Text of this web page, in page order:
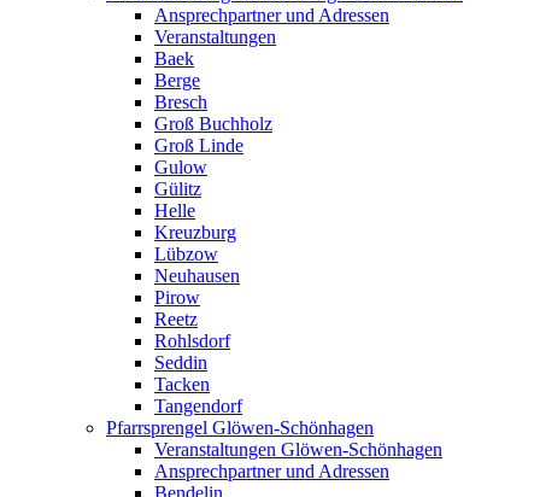
Ansprechpartner und Adressen
Veranstaltungen
Baek
Berge
Bresch
Groß Buchholz
Groß Linde
Gulow
Gülitz
Helle
Kreuzburg
Lübzow
Neuhausen
Pirow
Reetz
Rohlsdorf
Seddin
Tacken
Tangendorf
Pfarrsprengel Glöwen-Schönhagen
Veranstaltungen Glöwen-Schönhagen
Ansprechpartner und Adressen
Bendelin